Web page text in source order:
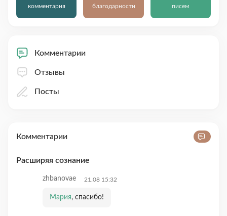
комментария благодарности писем
Комментарии
Отзывы
Посты
Комментарии
Расширяя сознание
zhbanovae 21.08 15:32
Мария, спасибо!